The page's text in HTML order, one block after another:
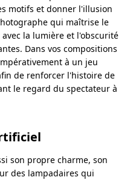
motifs et donner l'illusion
qui maîtrise le
la lumière et l'obscurité
Dans vos compositions
à un jeu
de renforcer l'histoire de
le regard du spectateur à
son propre charme, son
des lampadaires qui